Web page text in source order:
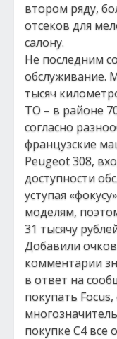
втором ряду,
отсеков для
салону.
Не последним
обслуживание.
тысяч
ТО – в районе
согласно
французские
Peugeot 308,
доступности
уступая
моделям,
31 тысячу
Добавили
комментарии
в ответ на
покупать
покупке C4 все